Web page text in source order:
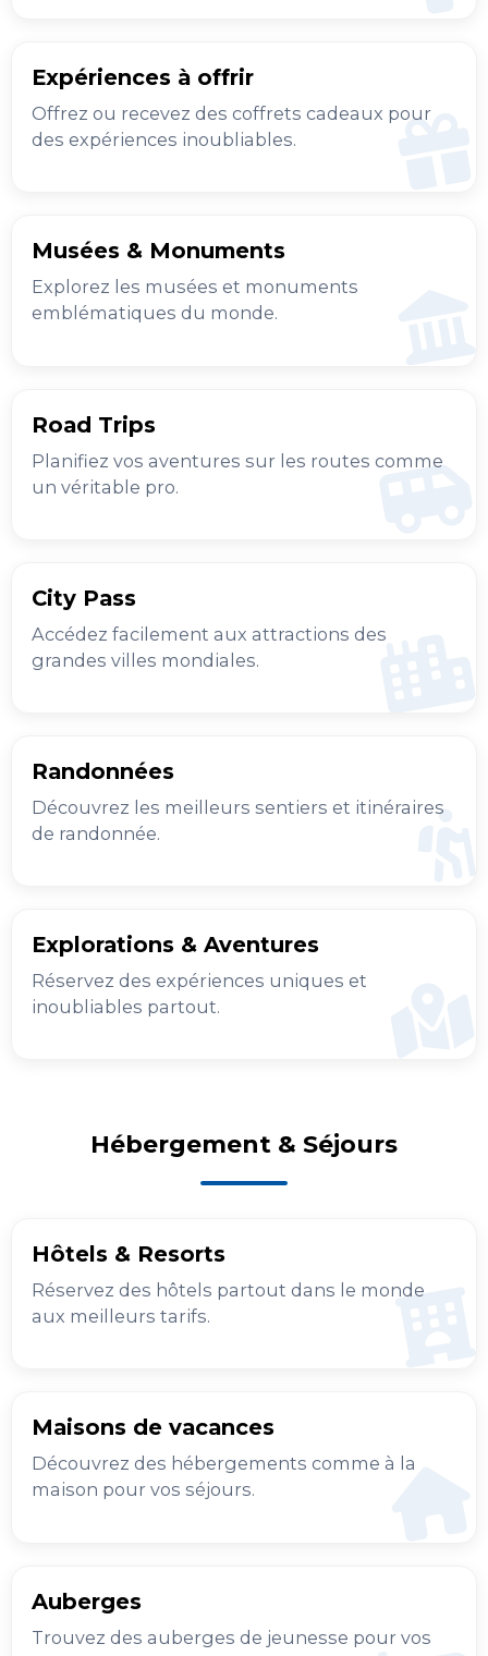
Expériences à offrir
Offrez ou recevez des coffrets cadeaux pour
des expériences inoubliables.
Musées & Monuments
Explorez les musées et monuments
emblématiques du monde.
Road Trips
Planifiez vos aventures sur les routes comme
un véritable pro.
City Pass
Accédez facilement aux attractions des
grandes villes mondiales.
Randonnées
Découvrez les meilleurs sentiers et itinéraires
de randonnée.
Explorations & Aventures
Réservez des expériences uniques et
inoubliables partout.
Hébergement & Séjours
Hôtels & Resorts
Réservez des hôtels partout dans le monde
aux meilleurs tarifs.
Maisons de vacances
Découvrez des hébergements comme à la
maison pour vos séjours.
Auberges
Trouvez des auberges de jeunesse pour vos